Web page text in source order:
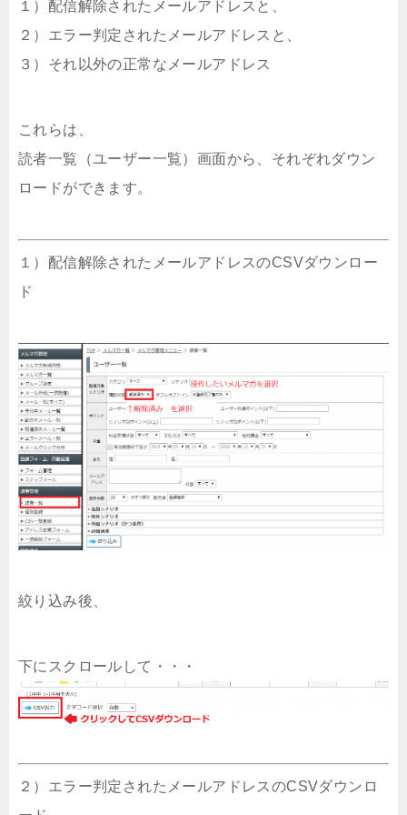
１）配信解除されたメールアドレスと、
２）エラー判定されたメールアドレスと、
３）それ以外の正常なメールアドレス
これらは、
読者一覧（ユーザー一覧）画面から、それぞれダウン
ロードができます。
１）配信解除されたメールアドレスのCSVダウンロー
ド
絞り込み後、
下にスクロールして・・・
２）エラー判定されたメールアドレスのCSVダウンロ